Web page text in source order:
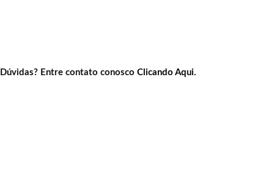
Dúvidas? Entre contato conosco Clicando Aqui.